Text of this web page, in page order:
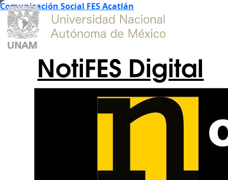
Comunicación Social FES Acatlán
NotiFES Digital